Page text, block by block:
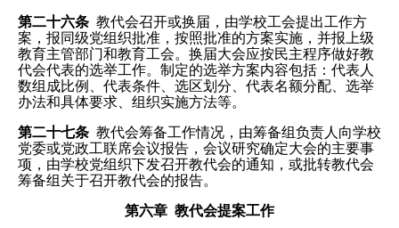
第二十六条 教代会召开或换届，由学校工会提出工作方
案，报同级党组织批准，按照批准的方案实施，并报上级
教育主管部门和教育工会。换届大会应按民主程序做好教
代会代表的选举工作。制定的选举方案内容包括：代表人
数组成比例、代表条件、选区划分、代表名额分配、选举
办法和具体要求、组织实施方法等。
第二十七条 教代会筹备工作情况，由筹备组负责人向学校
党委或党政工联席会议报告，会议研究确定大会的主要事
项，由学校党组织下发召开教代会的通知，或批转教代会
筹备组关于召开教代会的报告。
第六章 教代会提案工作